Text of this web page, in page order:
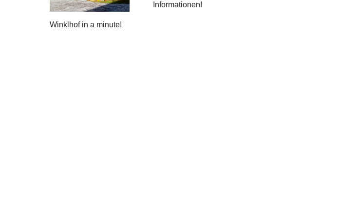
Winklhof in a minute!
Informationen!